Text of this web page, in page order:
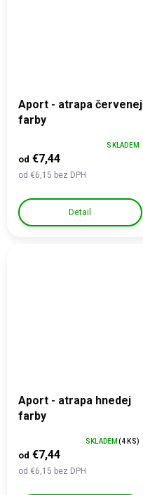
Aport - atrapa červenej
farby
od €6,15 bez DPH
od €7,44
SKLADEM
Detail
Aport - atrapa hnedej
farby
od €6,15 bez DPH
od €7,44
SKLADEM (4 KS)